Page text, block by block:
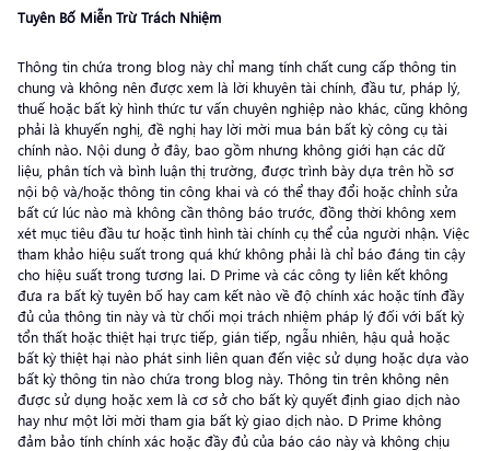
Tuyên Bố Miễn Trừ Trách Nhiệm
Thông tin chứa trong blog này chỉ mang tính chất cung cấp thông tin
chung và không nên được xem là lời khuyên tài chính, đầu tư, pháp lý,
thuế hoặc bất kỳ hình thức tư vấn chuyên nghiệp nào khác, cũng không
phải là khuyến nghị, đề nghị hay lời mời mua bán bất kỳ công cụ tài
chính nào. Nội dung ở đây, bao gồm nhưng không giới hạn các dữ
liệu, phân tích và bình luận thị trường, được trình bày dựa trên hồ sơ
nội bộ và/hoặc thông tin công khai và có thể thay đổi hoặc chỉnh sửa
bất cứ lúc nào mà không cần thông báo trước, đồng thời không xem
xét mục tiêu đầu tư hoặc tình hình tài chính cụ thể của người nhận. Việc
tham khảo hiệu suất trong quá khứ không phải là chỉ báo đáng tin cậy
cho hiệu suất trong tương lai. D Prime và các công ty liên kết không
đưa ra bất kỳ tuyên bố hay cam kết nào về độ chính xác hoặc tính đầy
đủ của thông tin này và từ chối mọi trách nhiệm pháp lý đối với bất kỳ
tổn thất hoặc thiệt hại trực tiếp, gián tiếp, ngẫu nhiên, hậu quả hoặc
bất kỳ thiệt hại nào phát sinh liên quan đến việc sử dụng hoặc dựa vào
bất kỳ thông tin nào chứa trong blog này. Thông tin trên không nên
được sử dụng hoặc xem là cơ sở cho bất kỳ quyết định giao dịch nào
hay như một lời mời tham gia bất kỳ giao dịch nào. D Prime không
đảm bảo tính chính xác hoặc đầy đủ của báo cáo này và không chịu